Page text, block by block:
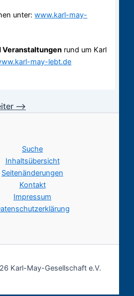
unter:www.karl-may-
Veranstaltungen rund um Karl
may-lebt.de
⟶
Suche
Inhaltsübersicht
Seitenänderungen
Kontakt
Impressum
Karl-May-Gesellschaft e.V.